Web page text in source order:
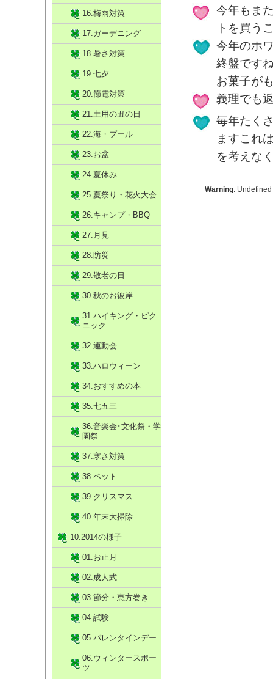
今年もま
トを買う
今年のホ
終盤です
お菓子が
義理でも
毎年たく
ますこれ
を考えな
Warning:
16.梅雨対策
17.ガーデニング
18.暑さ対策
19.七夕
20.節電対策
21.土用の丑の日
22.海・プール
23.お盆
24.夏休み
25.夏祭り・花火大会
26.キャンプ・BBQ
27.月見
28.防災
29.敬老の日
30.秋のお彼岸
31.ハイキング・ピク
ニック
32.運動会
33.ハロウィーン
34.おすすめの本
35.七五三
36.音楽会･文化祭・学
園祭
37.寒さ対策
38.ペット
39.クリスマス
40.年末大掃除
10.2014の様子
01.お正月
02.成人式
03.節分・恵方巻き
04.試験
05.バレンタインデー
06.ウィンタースポー
ツ